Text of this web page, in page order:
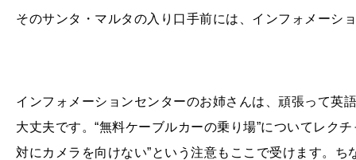
そのサンタ・マルタの入り口手前には、インフォメーシ
インフォメーションセンターのお姉さんは、頑張って英
大丈夫です。“無料ケーブルカーの乗り場”についてレク
対にカメラを向けない”という注意もここで受けます。